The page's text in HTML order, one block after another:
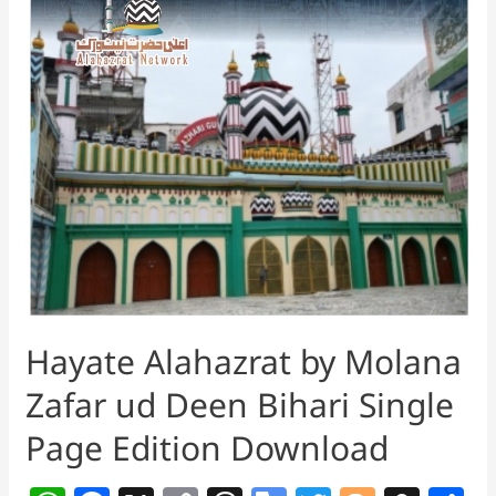
Hayate Alahazrat by Molana
Zafar ud Deen Bihari Single
Page Edition Download